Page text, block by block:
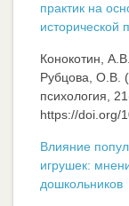
практик на
исторической
Конокотин,
Рубцова, О.В.
психология,
https://doi.org/
Влияние
игрушек:
дошкольников